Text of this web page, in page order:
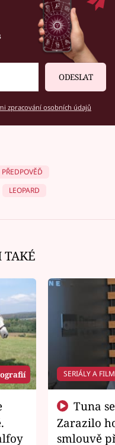
ODESLAT
zpracování osobních údajů
PŘEDPOVĚĎ
LEOPARD
TAKÉ
SERIÁLY A
Zarazilo
smlouvě